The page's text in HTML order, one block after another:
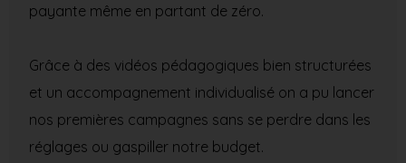
payante même en partant de zéro.
Grâce à des vidéos pédagogiques bien structurées
et un accompagnement individualisé on a pu lancer
nos premières campagnes sans se perdre dans les
réglages ou gaspiller notre budget.